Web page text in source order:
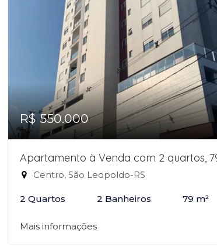
R$ 550.000
Apartamento à Venda com 2 quartos,
Centro, São Leopoldo-RS
2 Quartos 2 Banheiros 79 m²
Mais informações